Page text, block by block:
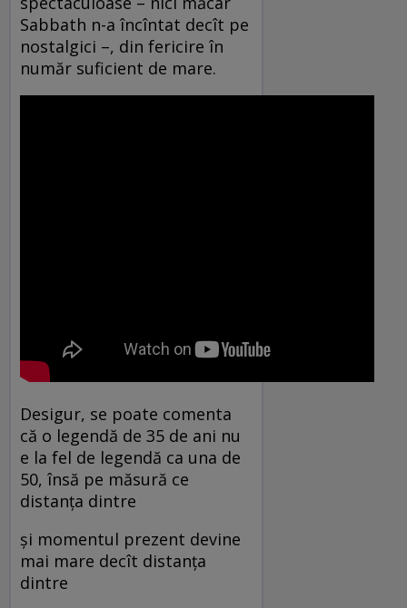
Sabbath n-a încîntat decît pe
nostalgici –, din fericire în
număr suficient de mare.
Desigur, se poate comenta
că o legendă de 35 de ani nu
e la fel de legendă ca una de
50, însă pe măsură ce
distanţa dintre
şi momentul prezent devine
mai mare decît distanţa
dintre